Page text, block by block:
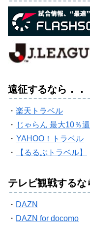
遠征するなら．．
・ 楽天トラベル
・ じゃらん 最大10％
・ YAHOO！トラベル
・
【るるぶトラベル】
テレビ観戦するな
・ DAZN
・ DAZN for docomo